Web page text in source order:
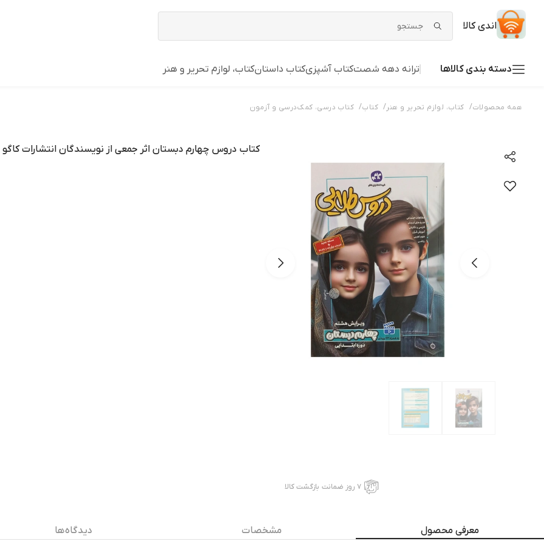
اندی کالا
دسته بندی کالاها ترانه دهه شصتکتاب آشپزیکتاب داستانکتاب، لوازم تحریر و هنر
همه محصولات/ کتاب، لوازم تحریر و هنر/ کتاب/ کتاب درسی، کمک‌درسی و آزمون
کتاب دروس چهارم دبستان اثر جمعی از نویسندگان انتشارات کاگو
۷ روز ضمانت بازگشت کالا
معرفی محصول مشخصات دیدگاه ها